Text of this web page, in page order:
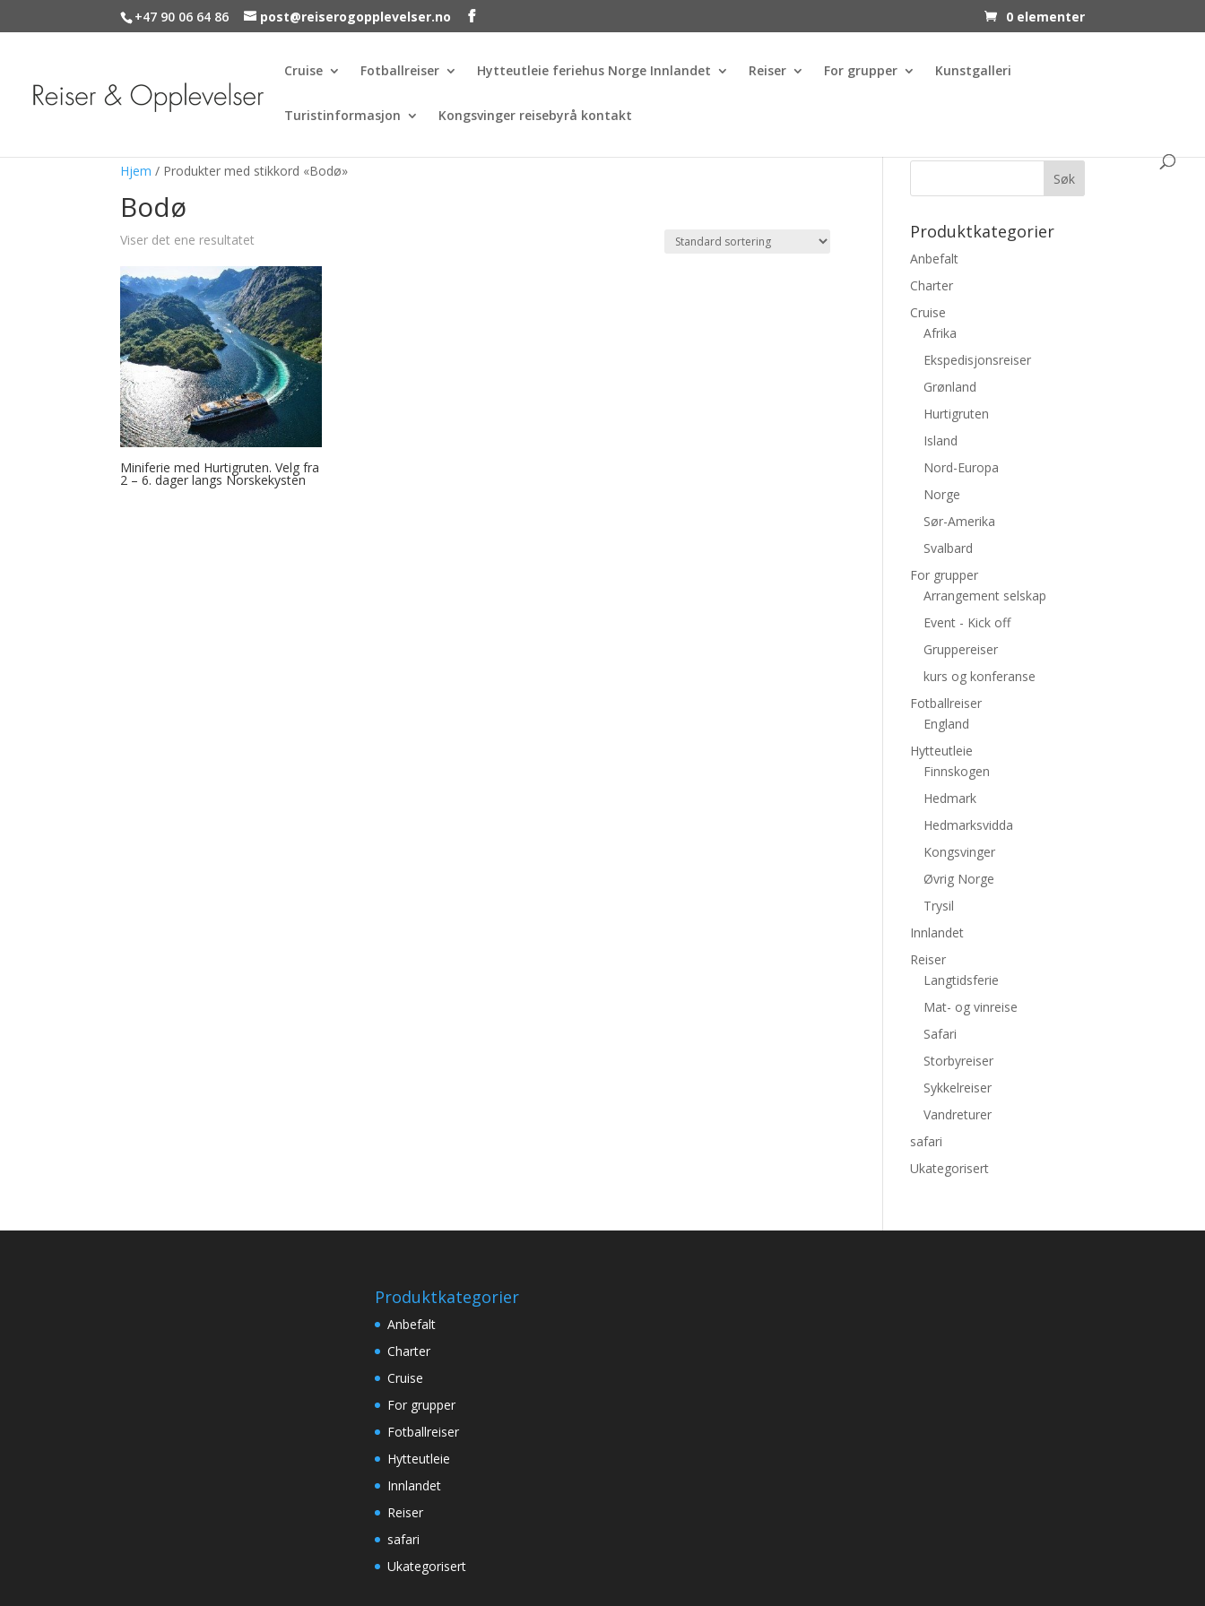
+47 90 06 64 86 post@reiserogopplevelser.no 0 elementer
Cruise Fotballreiser Hytteutleie feriehus Norge Innlandet Reiser For grupper Kunstgalleri
Turistinformasjon Kongsvinger reisebyrå kontakt
Hjem / Produkter med stikkord «Bodø»
Bodø
Viser det ene resultatet
Miniferie med Hurtigruten. Velg fra
2 – 6. dager langs Norskekysten
Produktkategorier
Anbefalt
Charter
Cruise
Afrika
Ekspedisjonsreiser
Grønland
Hurtigruten
Island
Nord-Europa
Norge
Sør-Amerika
Svalbard
For grupper
Arrangement selskap
Event - Kick off
Gruppereiser
kurs og konferanse
Fotballreiser
England
Hytteutleie
Finnskogen
Hedmark
Hedmarksvidda
Kongsvinger
Øvrig Norge
Trysil
Innlandet
Reiser
Langtidsferie
Mat- og vinreise
Safari
Storbyreiser
Sykkelreiser
Vandreturer
safari
Ukategorisert
Produktkategorier
Anbefalt
Charter
Cruise
For grupper
Fotballreiser
Hytteutleie
Innlandet
Reiser
safari
Ukategorisert